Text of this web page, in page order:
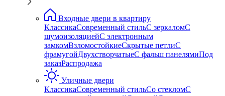
Входные двери в квартиру
КлассикаСовременный стильС зеркаломС
шумоизоляциейС электронным
замкомВзломостойкиеСкрытые петлиС
фрамугойДвухстворчатыеС фальш панелямиПод
заказРаспродажа
Уличные двери
КлассикаСовременный стильСо стекломС